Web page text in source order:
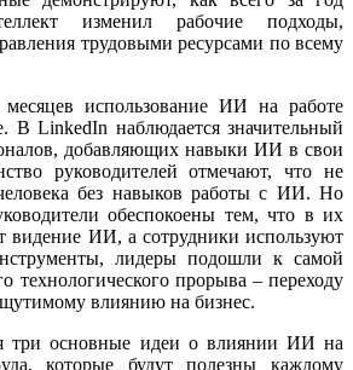
изменил рабочие подходы,
трудовыми ресурсами по всему
использование ИИ на работе
В LinkedIn наблюдается значительный
добавляющих навыки ИИ в свои
руководителей отмечают, что не
без навыков работы с ИИ. Но
обеспокоены тем, что в их
видение ИИ, а сотрудники используют
лидеры подошли к самой
технологического прорыва – переходу
влиянию на бизнес.
три основные идеи о влиянии ИИ на
которые будут полезны каждому